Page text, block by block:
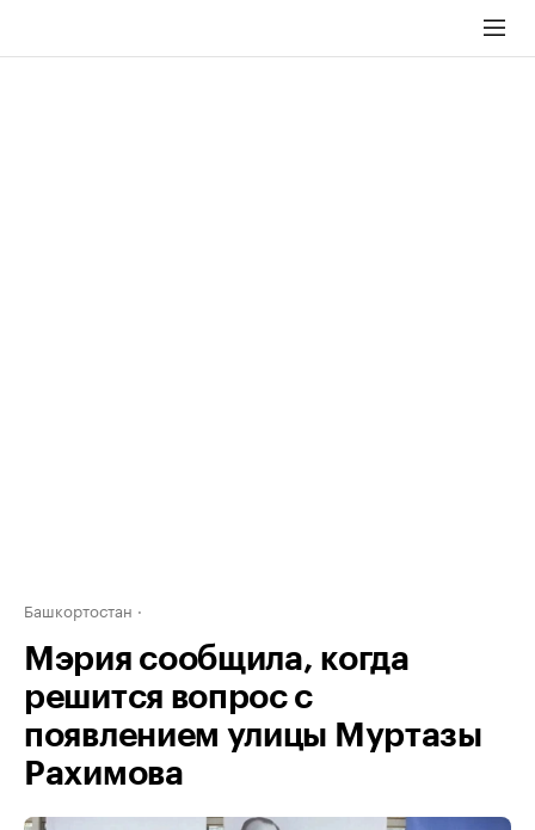
Башкортостан
Мэрия сообщила, когда
решится вопрос с
появлением улицы Муртазы
Рахимова